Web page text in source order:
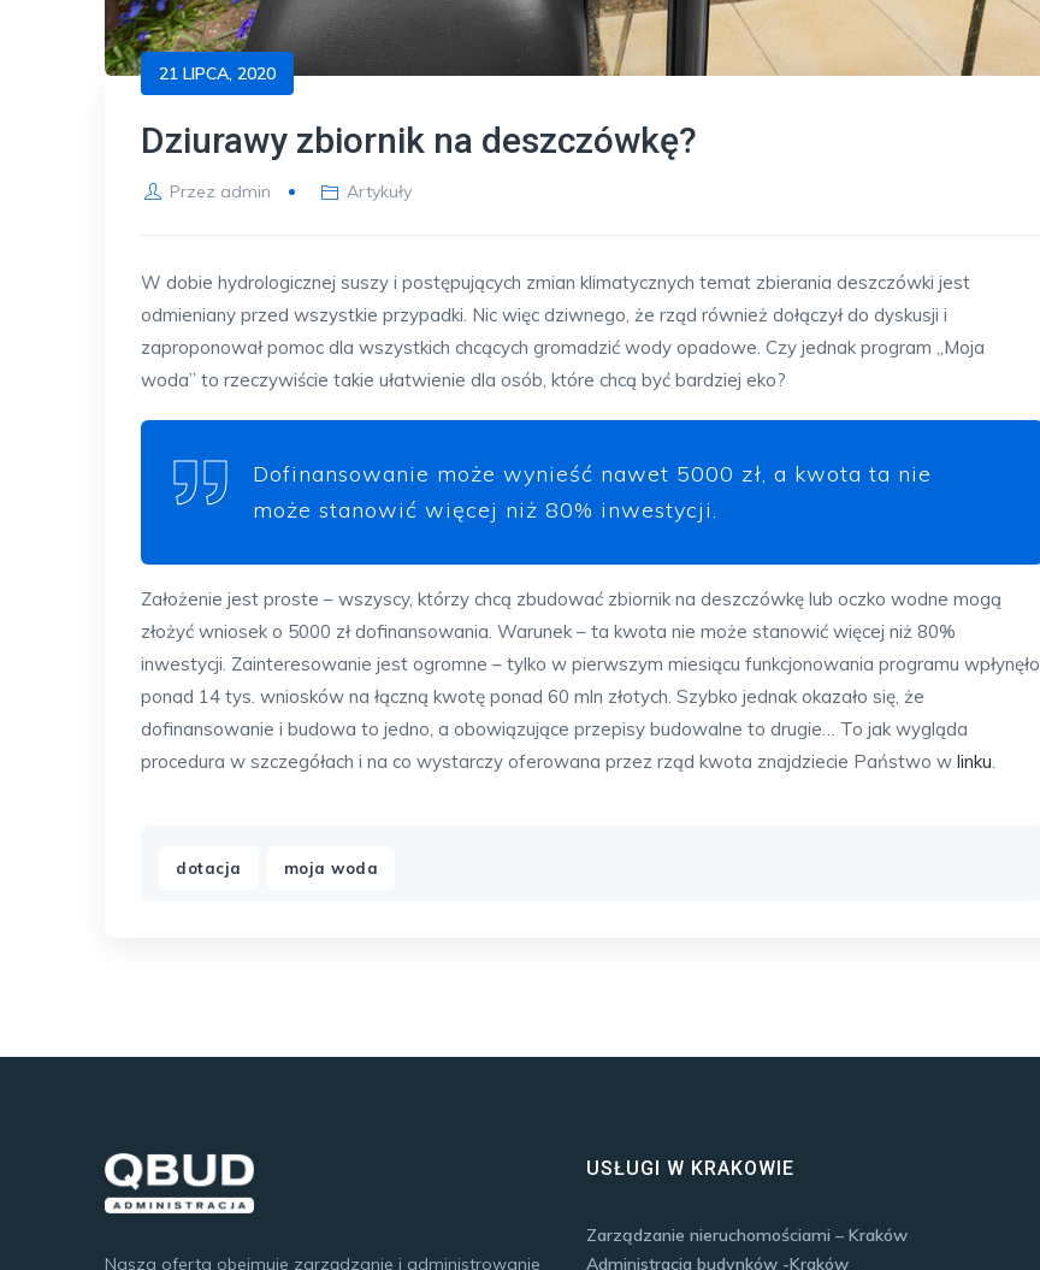
21 LIPCA, 2020
Dziurawy zbiornik na deszczówkę?
Przez admin Artykuły
W dobie hydrologicznej suszy i postępujących zmian klimatycznych temat zbierania deszczówki jest
odmieniany przed wszystkie przypadki. Nic więc dziwnego, że rząd również dołączył do dyskusji i
zaproponował pomoc dla wszystkich chcących gromadzić wody opadowe. Czy jednak program „Moja
woda” to rzeczywiście takie ułatwienie dla osób, które chcą być bardziej eko?
Dofinansowanie może wynieść nawet 5000 zł, a kwota ta nie
może stanowić więcej niż 80% inwestycji.
Założenie jest proste – wszyscy, którzy chcą zbudować zbiornik na deszczówkę lub oczko wodne mogą
złożyć wniosek o 5000 zł dofinansowania. Warunek – ta kwota nie może stanowić więcej niż 80%
inwestycji. Zainteresowanie jest ogromne – tylko w pierwszym miesiącu funkcjonowania programu wpłynęło
ponad 14 tys. wniosków na łączną kwotę ponad 60 mln złotych. Szybko jednak okazało się, że
dofinansowanie i budowa to jedno, a obowiązujące przepisy budowalne to drugie… To jak wygląda
procedura w szczegółach i na co wystarczy oferowana przez rząd kwota znajdziecie Państwo w linku.
dotacja moja woda
Nasza oferta obejmuje zarządzanie i administrowanie
USŁUGI W KRAKOWIE
Zarządzanie nieruchomościami – Kraków
Administracja budynków -Kraków